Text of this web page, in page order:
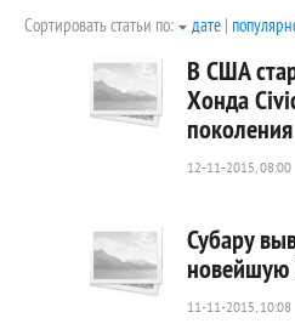
Сортировать статьи по:
дате |
В США
Хонда
поколения
12-11-2015, 08:00
Субару
новейшую
11-11-2015, 10:08